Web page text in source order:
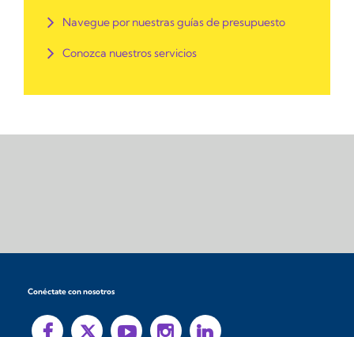
Navegue por nuestras guías de presupuesto
Conozca nuestros servicios
Conéctate con nosotros